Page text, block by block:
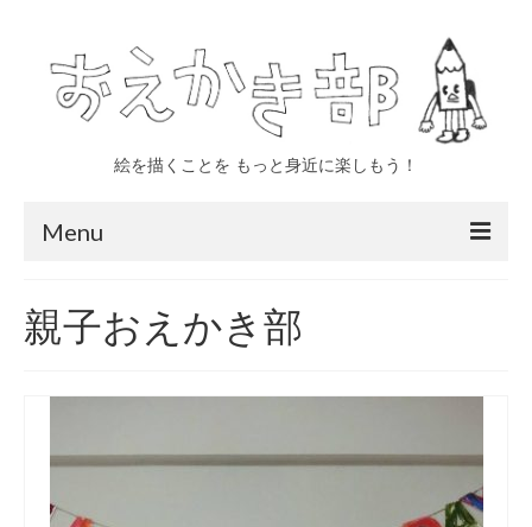
絵を描くことを もっと身近に楽しもう！
Menu
おえかき部について
四日市
親子おえかき部